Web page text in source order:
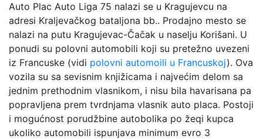
Auto Plac Auto Liga 75 nalazi se u Kragujevcu na
adresi Kraljevačkog bataljona bb.. Prodajno mesto se
nalazi na putu Kragujevac-Čačak u naselju Korišani. U
ponudi su polovni automobili koji su pretežno uvezeni
iz Francuske (vidi polovni automoili u Francuskoj). Ova
vozila su sa sevisnim knjižicama i najvećim delom sa
jednim prethodnim vlasnikom, i nisu bila havarisana pa
popravljena prem tvrdnjama vlasnik auto placa. Postoji
i mogućnost porudžbine autobolika po žeqi kupca
ukoliko automobili ispunjava minimum evro 3